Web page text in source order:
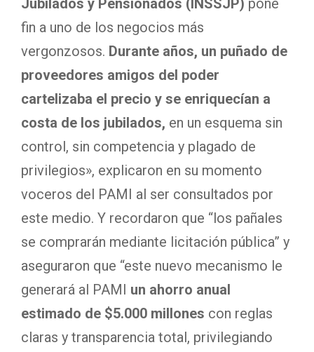
Jubilados y Pensionados (INSSJP) pone
fin a uno de los negocios más
vergonzosos. Durante años, un puñado de
proveedores amigos del poder
cartelizaba el precio y se enriquecían a
costa de los jubilados, en un esquema sin
control, sin competencia y plagado de
privilegios», explicaron en su momento
voceros del PAMI al ser consultados por
este medio. Y recordaron que “los pañales
se comprarán mediante licitación pública” y
aseguraron que “este nuevo mecanismo le
generará al PAMI un ahorro anual
estimado de $5.000 millones con reglas
claras y transparencia total, privilegiando